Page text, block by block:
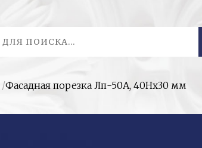
/Фасадная порезка Лп-50А, 40Нх30 мм